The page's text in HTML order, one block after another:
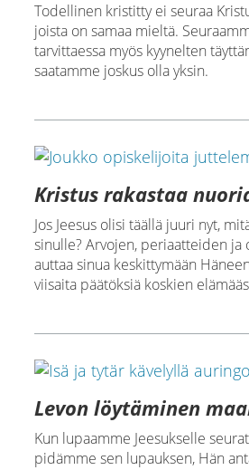
Todellinen kristitty ei seuraa
joista on samaa mieltä.
tarvittaessa myös kyynelten
saatamme joskus olla yksin.
Kristus rakastaa
Jos Jeesus olisi täällä juuri nyt,
sinulle? Arvojen, periaatteiden
auttaa sinua keskittymään
viisaita päätöksiä koskien
Levon löytäminen
Kun lupaamme Jeesukselle
pidämme sen lupauksen, Hän